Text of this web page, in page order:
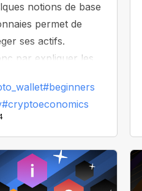
notions de base
permet de
ses actifs.
par expliquer les
#beginners
#cryptoeconomics